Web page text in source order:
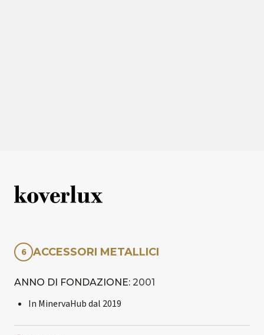
6 ACCESSORI METALLICI
ANNO DI FONDAZIONE: 2001
In MinervaHub dal 2019